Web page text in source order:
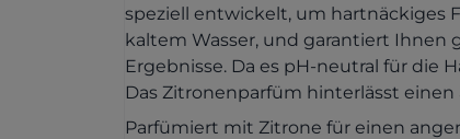
speziell entwickelt, um hartnäckiges
kaltem Wasser, und garantiert Ihnen
Ergebnisse. Da es pH-neutral für die
Das Zitronenparfüm hinterlässt
Parfümiert mit Zitrone für einen